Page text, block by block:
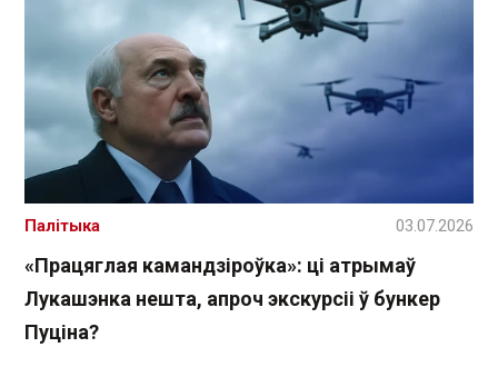
«Працяглая камандзіроўка»: ці атрымаў
Лукашэнка нешта, апроч экскурсіі ў бункер
Пуціна?
Палітыка 03.07.2026